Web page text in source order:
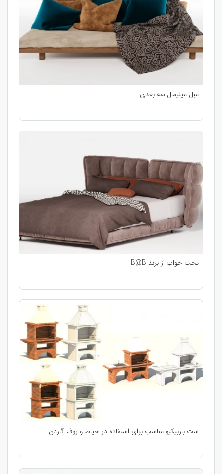
مبل مینیمال سه بعدی
تخت خواب از برند B@B
ست باربیکیو مناسب برای استفاده در حیاط و روف گاردن